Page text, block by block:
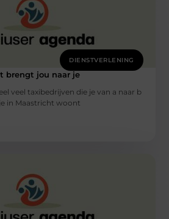
DIENSTVERLENING
brengt jou naar je
veel taxibedrijven die je van a naar b
in Maastricht woont